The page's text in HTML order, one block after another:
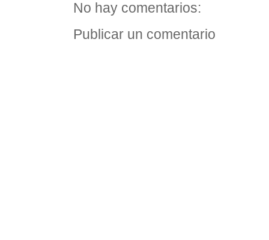
No hay comentarios:
Publicar un comentario